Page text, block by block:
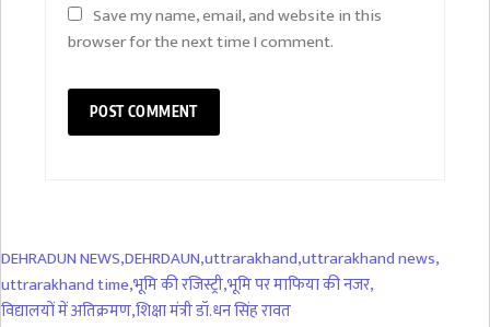
Save my name, email, and website in this
browser for the next time I comment.
DEHRADUN NEWS,DEHRDAUN,uttrarakhand,uttrarakhand news,
uttrarakhand time,भूमि की रजिस्ट्री,भूमि पर माफिया की नजर,
विद्यालयों में अतिक्रमण,शिक्षा मंत्री डॉ.धन सिंह रावत